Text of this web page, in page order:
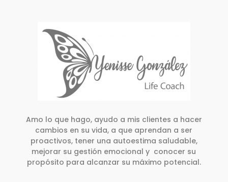
Amo lo que hago, ayudo a mis clientes a hacer
cambios en su vida, a que aprendan a ser
proactivos, tener una autoestima saludable,
mejorar su gestión emocional y conocer su
propósito para alcanzar su máximo potencial.